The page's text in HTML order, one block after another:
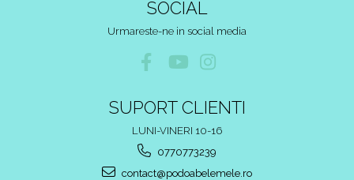
SOCIAL
Urmareste-ne in social media
SUPORT CLIENTI
LUNI-VINERI 10-16
0770773239
contact@podoabelemele.ro